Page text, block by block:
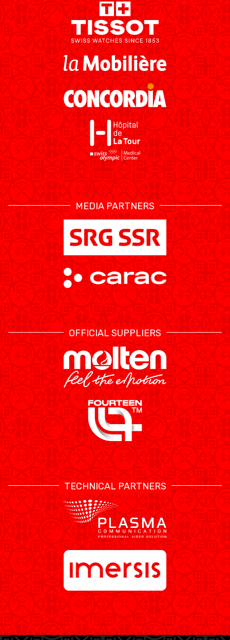
MEDIA PARTNERS
OFFICIAL SUPPLIERS
TECHNICAL PARTNERS